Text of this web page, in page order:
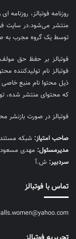
منتشر می‌شود.در سایت
توسط یک گروه مجرب به
فوتبالز بر حفظ حق
فوتبالز نام تولیدکننده
که محتوای منتشر شده،
فوتبالز در صورت بازنشر
صاحب امتیاز: شبکه مستند
مديرمسئول: مهدی
سردبیر: ش.آ
تماس با فوتبالز